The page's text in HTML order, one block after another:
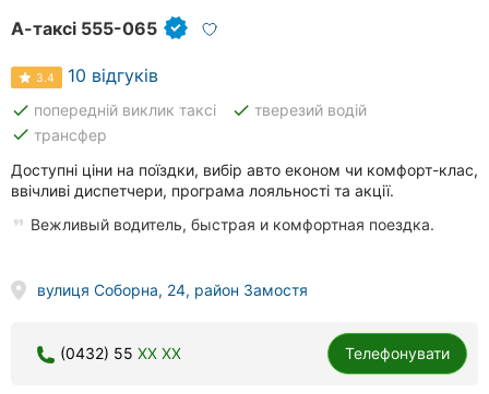
А-таксі 555-065
3.4 10 відгуків
done попередній виклик таксі done тверезий водій
done трансфер
Доступні ціни на поїздки, вибір авто економ чи комфорт-клас,
ввічливі диспетчери, програма лояльності та акції.
Вежливый водитель, быстрая и комфортная поездка.
вулиця Соборна, 24, район Замостя
(0432) 55 XX XX Телефонувати